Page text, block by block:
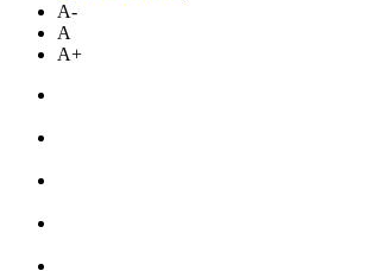
A-
A
A+